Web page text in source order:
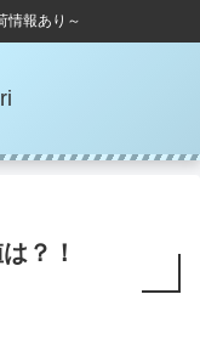
情報あり～
？！